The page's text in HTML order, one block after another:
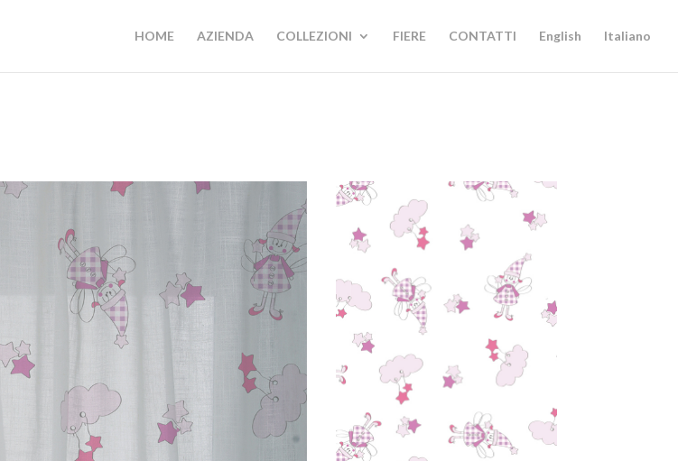
HOME AZIENDA COLLEZIONI FIERE CONTATTI English Italiano